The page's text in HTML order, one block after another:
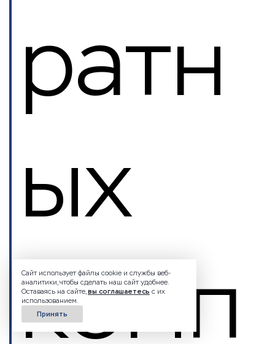
ратн
ых
комп
Сайт использует файлы cookie и службы веб-
аналитики, чтобы сделать наш сайт удобнее.
Оставаясь на сайте,вы соглашаетесь с их
использованием.
Принять